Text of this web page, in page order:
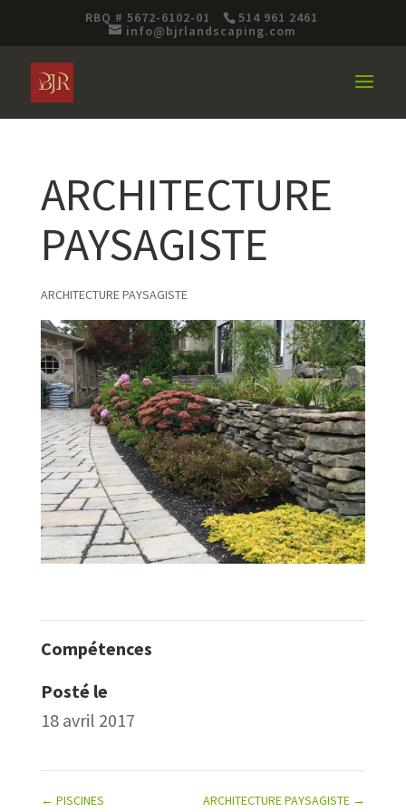
RBQ # 5672-6102-01
514 961 2461
info@bjrlandscaping.com
ARCHITECTURE
PAYSAGISTE
ARCHITECTURE PAYSAGISTE
Compétences
Posté le
18 avril 2017
← PISCINES ARCHITECTURE PAYSAGISTE →